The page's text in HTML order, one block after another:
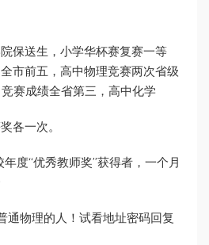
保送生，小学华杯赛复赛一等
市前五，高中物理竞赛两次省级
赛成绩全省第三，高中化学
各一次。
度“优秀教师奖”获得者，一个月
通物理的人！试看地址密码回复